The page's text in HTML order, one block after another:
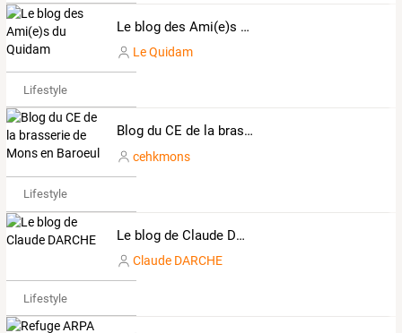
Le blog des Ami(e)s du Quidam
Le Quidam
Lifestyle
Blog du CE de la brasserie de Mons en Baroeul
cehkmons
Lifestyle
Le blog de Claude DARCHE
Claude DARCHE
Lifestyle